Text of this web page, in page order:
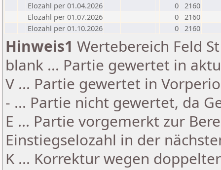
Elozahl per 01.04.2026
0 2160
Elozahl per 01.07.2026
0 2160
Elozahl per 01.10.2026
0 2160
Hinweis1 Wertebereich Feld
blank ... Partie gewertet in
V ... Partie gewertet in
- ... Partie nicht gewertet, da
E ... Partie vorgemerkt zur
Einstiegselozahl in der
K ... Korrektur wegen